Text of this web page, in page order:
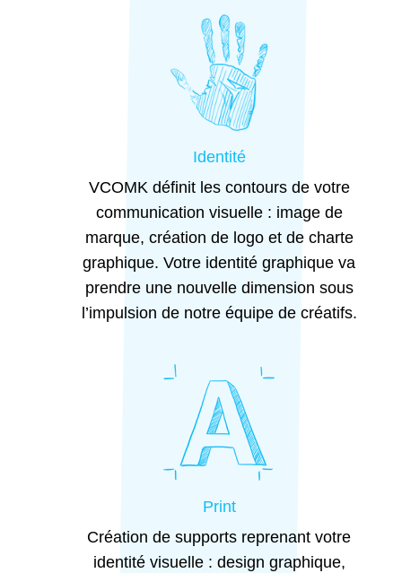
Identité
VCOMK définit les contours de votre
communication visuelle : image de
marque, création de logo et de charte
graphique. Votre identité graphique va
prendre une nouvelle dimension sous
l’impulsion de notre équipe de créatifs.
Print
Création de supports reprenant votre
identité visuelle : design graphique,